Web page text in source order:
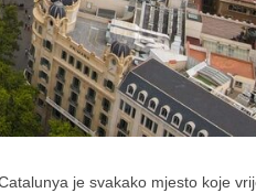
je svakako mjesto koje